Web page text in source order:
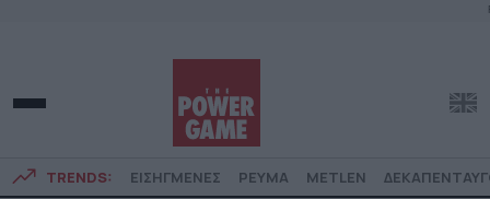
TRENDS: ΕΙΣΗΓΜΕΝΕΣ ΡΕΥΜΑ METLEN